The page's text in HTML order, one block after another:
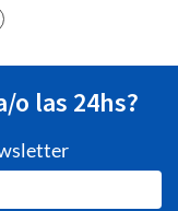
o las 24hs?